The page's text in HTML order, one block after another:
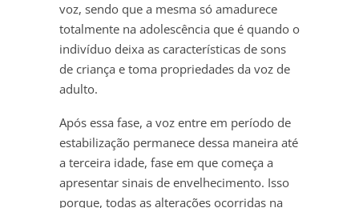
voz, sendo que a mesma só amadurece
totalmente na adolescência que é quando o
indivíduo deixa as características de sons
de criança e toma propriedades da voz de
adulto.
Após essa fase, a voz entre em período de
estabilização permanece dessa maneira até
a terceira idade, fase em que começa a
apresentar sinais de envelhecimento. Isso
porque, todas as alterações ocorridas na